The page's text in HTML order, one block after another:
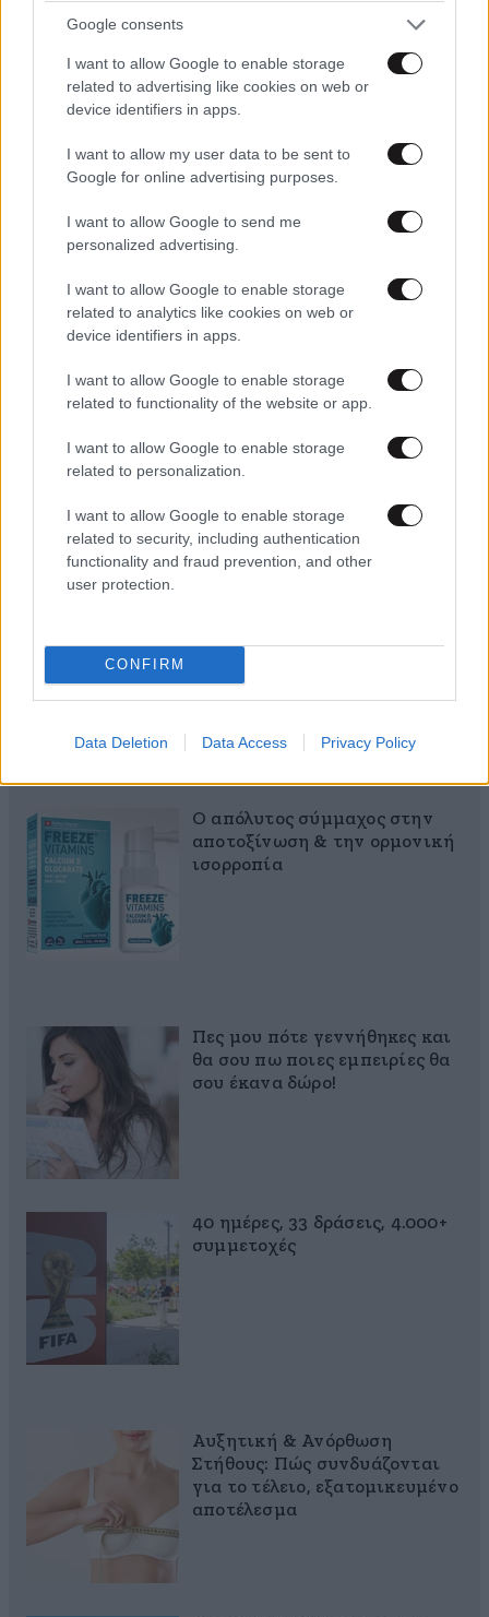
Google consents
I want to allow Google to enable storage
related to advertising like cookies on web or
device identifiers in apps.
I want to allow my user data to be sent to
Google for online advertising purposes.
I want to allow Google to send me
personalized advertising.
I want to allow Google to enable storage
related to analytics like cookies on web or
device identifiers in apps.
I want to allow Google to enable storage
related to functionality of the website or app.
I want to allow Google to enable storage
related to personalization.
I want to allow Google to enable storage
related to security, including authentication
functionality and fraud prevention, and other
user protection.
CONFIRM
Data Deletion Data Access Privacy Policy
ΑΘΛΗΤΙΚΑ17 λ. πριν
Πέθανε ο Χόρχε Μέσι, πατέρας και εκπρόσωπος
του Λιονέλ Μέσι – Αναμένεται η επίσημη
ανακοίνωση της οικογένειας
MARKET NEWS
Λογοθεραπεία; Οδηγός
σπουδών και επαγγελματικών
Ο απόλυτος σύμμαχος στην
αποτοξίνωση & την ορμονική
ισορροπία
Πες μου πότε γεννήθηκες και
θα σου πω ποιες εμπειρίες θα
σου έκανα δώρο!
40 ημέρες, 33 δράσεις, 4.000+
συμμετοχές
Αυξητική & Ανόρθωση
Στήθους: Πώς συνδυάζονται
για το τέλειο, εξατομικευμένο
αποτέλεσμα